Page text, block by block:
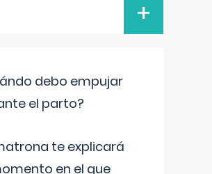
+
debo empujar
el parto?
te explicará
en el que